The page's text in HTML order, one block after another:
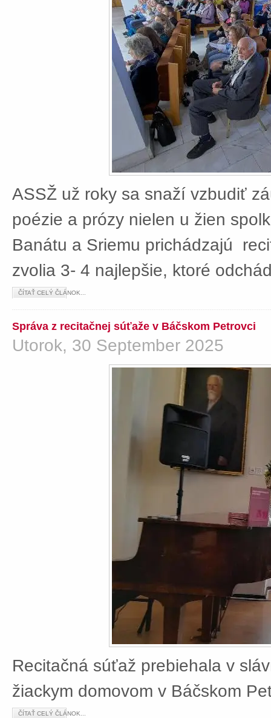
ASSŽ už roky sa snaží vzbudiť
poézie a prózy nielen u žien
Banátu a Sriemu prichádzajú
zvolia 3- 4 najlepšie, ktoré
ČÍTAŤ CELÝ ČLÁNOK...
Správa z recitačnej súťaže v Báčskom Petrovci
Utorok, 30 September 2025
Recitačná súťaž prebiehala v
žiackym domovom v Báčskom
ČÍTAŤ CELÝ ČLÁNOK...